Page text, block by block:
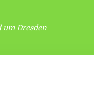
Dresden